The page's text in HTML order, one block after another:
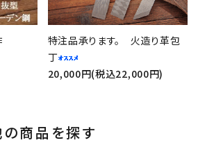
特注品承ります。 火造り革包
丁
20,000円(税込22,000円)
商品を探す